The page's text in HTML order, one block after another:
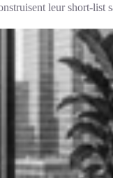
leur short-list